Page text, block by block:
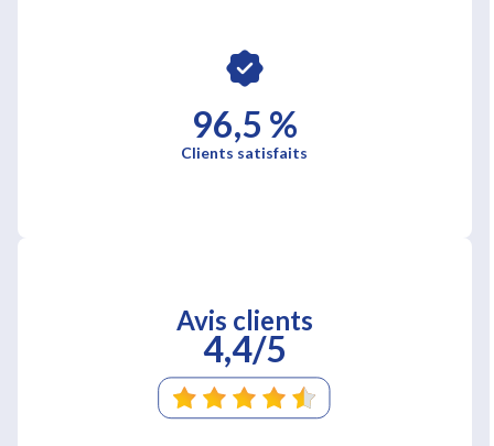
96,5 %
Clients satisfaits
Avis clients
4,4/5